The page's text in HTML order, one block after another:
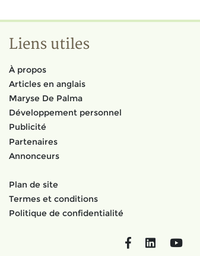
Liens utiles
À propos
Articles en anglais
Maryse De Palma
Développement personnel
Publicité
Partenaires
Annonceurs
Plan de site
Termes et conditions
Politique de confidentialité
FacebookLinkedIn